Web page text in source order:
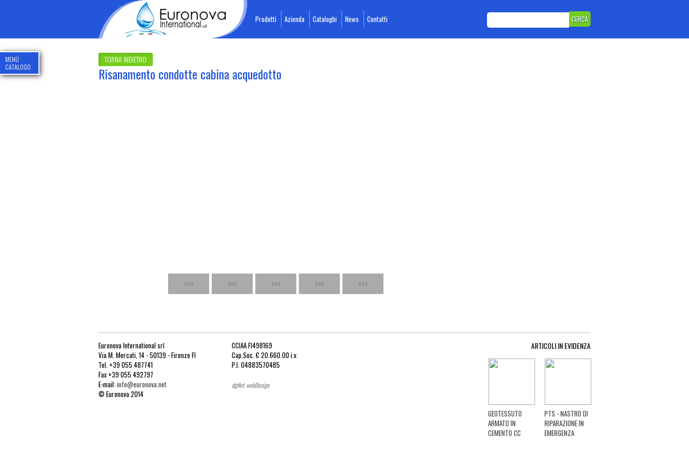
Prodotti Azienda Cataloghi News Contatti
TORNA INDIETRO
Risanamento condotte cabina acquedotto
Euronova International srl
Via M. Mercati, 14 - 50139 - Firenze FI
Tel. +39 055 487741
Fax +39 055 492797
E-mail:info@euronova.net
© Euronova 2014
CCIAA FI498169
Cap.Soc. € 20.660.00 i.v.
P.I. 04883570485
dgNet webDesign
ARTICOLI IN EVIDENZA
PTS - NASTRO DI
RIPARAZIONE IN
EMERGENZA
GEOTESSUTO
ARMATO IN
CEMENTO CC
MENÙ
CATALOGO